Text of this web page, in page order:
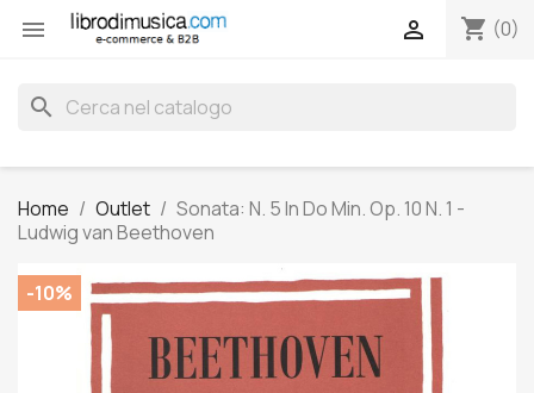
 shopping_cart (0)

search
Home Outlet
Sonata: N. 5 In Do Min. Op. 10 N. 1 -
Ludwig van Beethoven
-10%